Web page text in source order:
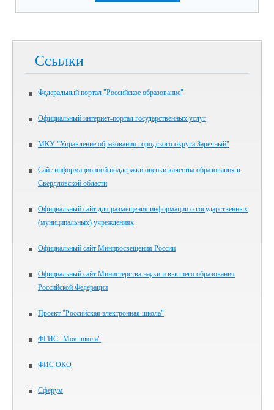
Ссылки
Федеральный портал "Российское образование"
Официальный интернет-портал государственных услуг
МКУ "Управление образования городского округа Заречный"
Сайт информационной поддержки оценки качества образования в
Свердловской области
Официальный сайт для размещения информации о государственных
(муниципальных) учреждениях
Официальный сайт Минпросвещения России
Официальный сайт Министерства науки и высшего образования
Российской Федерации
Проект "Российская электронная школа"
ФГИС "Моя школа"
ФИС ОКО
Сферум